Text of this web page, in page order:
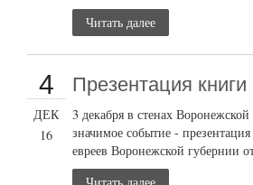
Читать далее
4
ДЕК
16
Презентация книги
3 декабря в стенах
значимое событие -
евреев Воронежской губернии